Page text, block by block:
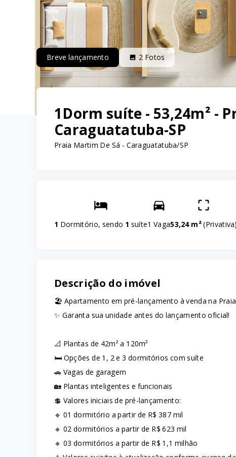
Breve lançamento 2 Fotos
1Dorm suíte - 53,24m² -
Caraguatatuba-SP
Praia Martim De Sá - Caraguatatuba/SP
1 Dormitório, sendo 1 suíte1 Vaga53,24 m²(Privativa)
Descrição do imóvel
🏖️ Apartamento em pré-lançamento à venda na
✨ Garanta sua unidade antes do lançamento oficial!
📐 Plantas de 42m² a 120m²
🛏️ Opções de 1, 2 e 3 dormitórios com suíte
🚗 Vagas de garagem
🏡 Plantas inteligentes e funcionais
💲 Valores iniciais de pré-lançamento:
🔹 01 dormitório a partir de R$ 387 mil
🔹 02 dormitórios a partir de R$ 623 mil
🔹 03 dormitórios a partir de R$ 1,1 milhão